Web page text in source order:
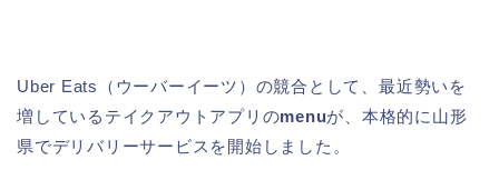
Uber Eats（ウーバーイーツ）の競合として、最近勢いを
増しているテイクアウトアプリのmenuが、本格的に山形
県でデリバリーサービスを開始しました。